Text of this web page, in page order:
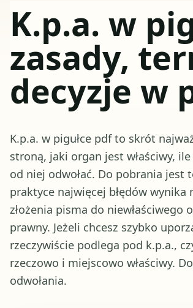
K.p.a. w
zasady,
decyzje w
K.p.a. w pigułce pdf to skrót
stroną, jaki organ jest właściwy,
od niej odwołać. Do pobrania jest
praktyce najwięcej błędów
złożenia pisma do
prawny. Jeżeli chcesz szybko
rzeczywiście podlega pod k.p.a.,
rzeczowo i miejscowo właściwy.
odwołania.